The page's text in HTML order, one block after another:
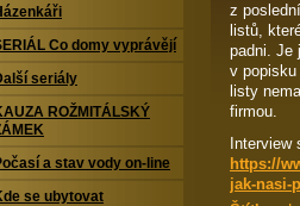
z
listů,
padni. Je
v
listy
firmou.
Interview
https://
jak-nasi-
Co domy vyprávějí
seriály
ROŽMITÁLSKÝ
a stav vody on-line
se ubytovat